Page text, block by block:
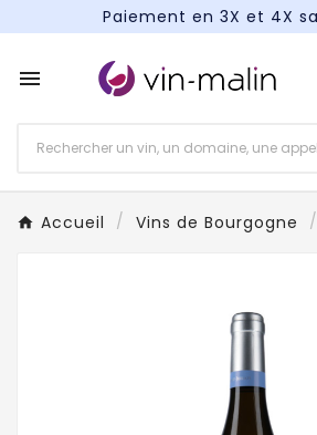
Paiement en 3X et 4X
Paiement en 3X et 4X

Accueil Vins de Bourgogne